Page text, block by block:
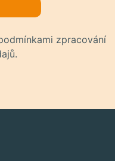
zpracování